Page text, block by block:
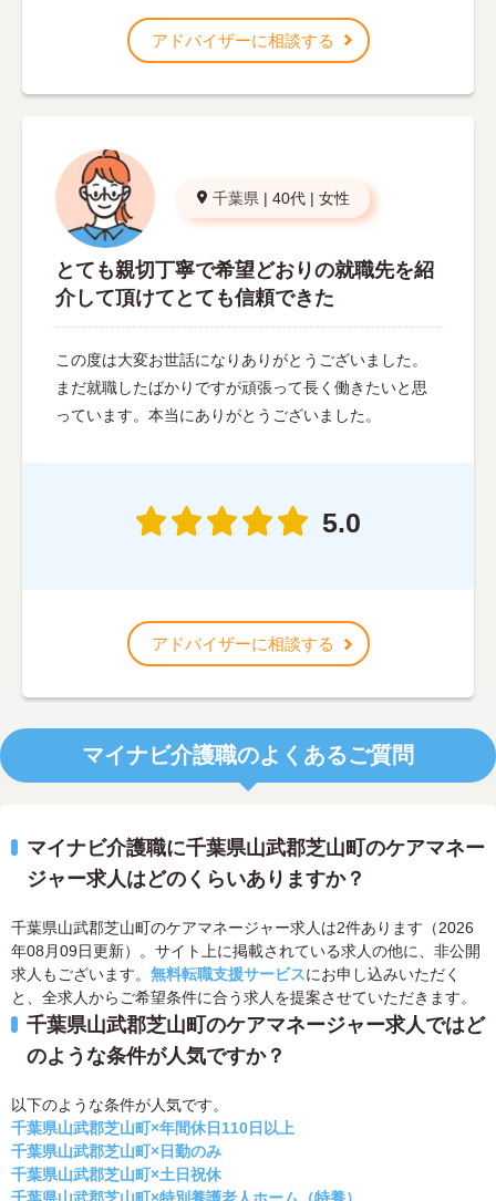
アドバイザーに相談する
千葉県 | 40代 | 女性
とても親切丁寧で希望どおりの就職先を紹
介して頂けてとても信頼できた
この度は大変お世話になりありがとうございました。
まだ就職したばかりですが頑張って長く働きたいと思
っています。本当にありがとうございました。
5.0
アドバイザーに相談する
マイナビ介護職のよくあるご質問
マイナビ介護職に千葉県山武郡芝山町のケアマネー
ジャー求人はどのくらいありますか？
千葉県山武郡芝山町のケアマネージャー求人は2件あります（2026
年08月09日更新）。サイト上に掲載されている求人の他に、非公開
求人もございます。 無料転職支援サービスにお申し込みいただく
と、全求人からご希望条件に合う求人を提案させていただきます。
千葉県山武郡芝山町のケアマネージャー求人ではど
のような条件が人気ですか？
以下のような条件が人気です。
千葉県山武郡芝山町×年間休日110日以上
千葉県山武郡芝山町×日勤のみ
千葉県山武郡芝山町×土日祝休